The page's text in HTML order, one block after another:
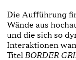
Die Aufführung
Wände aus
und die sich so
Interaktionen
TitelBORDER